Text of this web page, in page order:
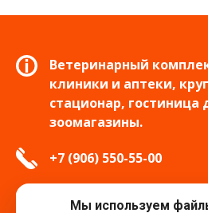
Ветеринарный
клиники и аптеки,
стационар,
зоомагазины.
+7 (906) 550-55-00
info.tver@bars-vet.ru
Мы используем